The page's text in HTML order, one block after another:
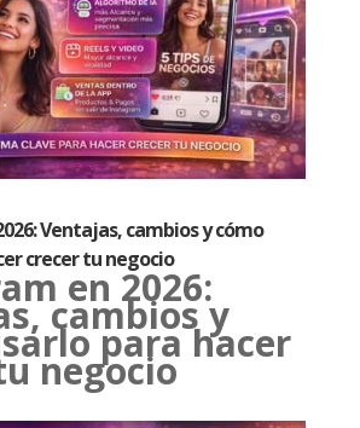
Ventajas, cambios y cómo
crecer tu negocio
en 2026:
cambios y
para hacer
negocio